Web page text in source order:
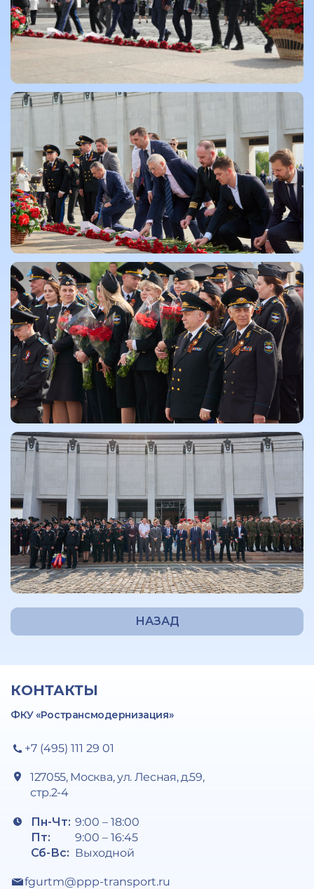
НАЗАД
КОНТАКТЫ
ФКУ «Ространсмодернизация»
+7 (495) 111 29 01
127055, Москва, ул. Лесная, д.59,
стр.2-4
Пн-Чт:
Пт:
Сб-Вс:
9:00 – 18:00
9:00 – 16:45
Выходной
fgurtm@ppp-transport.ru